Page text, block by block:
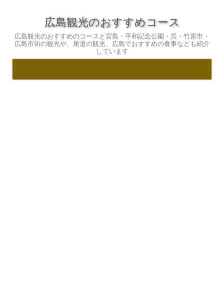
広島観光のおすすめコース
広島観光のおすすめのコースと宮島・平和記念公園・呉・竹原市・
広島市街の観光や、尾道の観光、広島でおすすめの食事なども紹介
しています